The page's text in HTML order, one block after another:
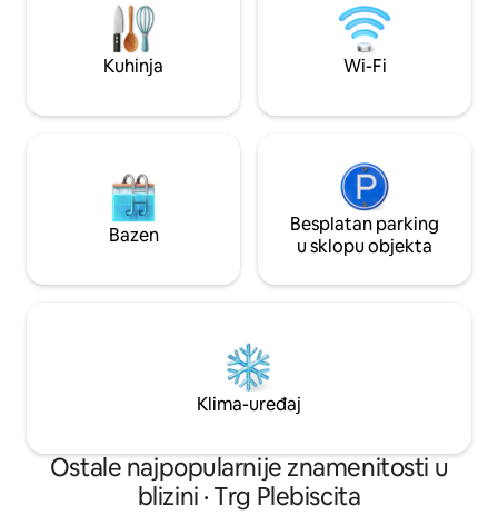
besplatni wi-fi (u cijelom apartmanu),
aparat za kavu s
hladnjak.
Kuhinja Wi-Fi
Bazen
Besplatan parking
u sklopu objekta
Klima-uređaj
Ostale najpopularnije znamenitosti u
blizini · Trg Plebiscita